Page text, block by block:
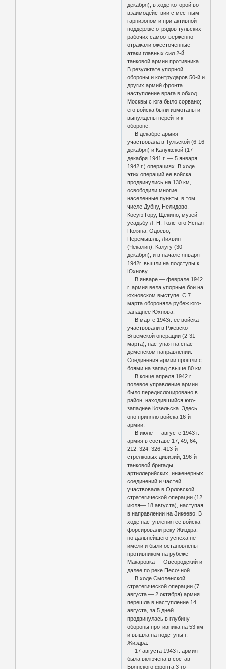
декабря), в ходе которой во
взаимодействии с местным
гарнизоном и при активной
поддержке отрядов тульских
рабочих самоотверженно
отражали ожесточенные
атаки главных сил 2-й
танковой армии противника.
В результате упорной
обороны и контрударов 50-й и
других армий фронта
наступление врага в обход
Москвы с юга было сорвано;
его войска были измотаны и
вынуждены перейти к
обороне.
В декабре армия
участвовала в Тульской (6-16
декабря) и Калужской (17
декабря 1941 г. — 5 января
1942 г.) операциях. В ходе
этих операций ее войска
продвинулись на 130 км,
освободили многие
населенные пункты, в том
числе Дубну, Нелидово,
Косую Гору, Щекино, музей-
усадьбу Л. Н. Толстого Ясная
Поляна, Одоево,
Перемышль, Лихвин
(Чекалин), Калугу (30
декабря), и в начале января
1942г. вышли на подступы к
Юхнову.
В январе — феврале 1942
г. армия вела упорные бои на
юхновском выступе. С 7
марта обороняла рубеж юго-
западнее Юхнова.
В марте 1943г. ее войска
участвовали в Ржевско-
Вяземской операции (2-31
марта), наступая на спас-
деменском направлении.
Соединения армии прошли с
боями на запад свыше 80 км.
В конце апреля 1942 г.
полевое управление армии
было передислоцировано в
район, находившийся юго-
западнее Козельска. Здесь
оно приняло войска 16-й
армии.
В июле — августе 1943 г.
армия в составе 17, 49, 64,
212, 324, 326, 413-й
стрелковых дивизий, 196-й
танковой бригады,
артиллерийских, инженерных
соединений и частей
участвовала в Орловской
стратегической операции (12
июля— 18 августа), наступая
в направлении на Зикеево. В
ходе наступления ее войска
форсировали реку Жиздра,
но дальнейшего успеха не
имели и были остановлены
противником на рубеже
Макаровка — Овсородский и
далее по реке Песочной.
В ходе Смоленской
стратегической операции (7
августа — 2 октября) армия
перешла в наступление 14
августа, за 5 дней
продвинулась в глубину
обороны противника на 53 км
и вышла на подступы г.
Жиздра.
17 августа 1943 г. армия
была включена в состав
Брянского фронта 3-го